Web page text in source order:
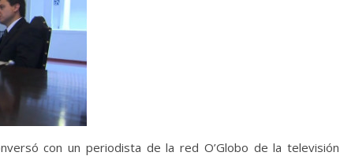
con un periodista de la red O’Globo de la televisión